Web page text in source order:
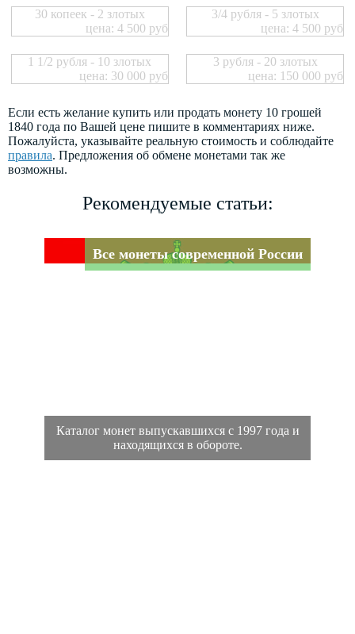
30 копеек - 2 злотых
цена: 4 500 руб
3/4 рубля - 5 злотых
цена: 4 500 руб
1 1/2 рубля - 10 злотых
цена: 30 000 руб
3 рубля - 20 злотых
цена: 150 000 руб
Если есть желание купить или продать монету 10 грошей
1840 года по Вашей цене пишите в комментариях ниже.
Пожалуйста, указывайте реальную стоимость и соблюдайте
правила. Предложения об обмене монетами так же
возможны.
Рекомендуемые статьи:
Все монеты современной России
Каталог монет выпускавшихся с 1997 года и
находящихся в обороте.